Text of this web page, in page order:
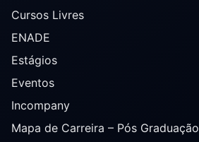
Cursos Livres
ENADE
Estágios
Eventos
Incompany
Mapa de Carreira – Pós Graduação